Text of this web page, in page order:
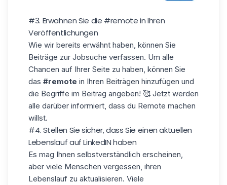
#3. Erwähnen Sie die #remote in Ihren
Veröffentlichungen
Wie wir bereits erwähnt haben, können Sie
Beiträge zur Jobsuche verfassen. Um alle
Chancen auf Ihrer Seite zu haben, können Sie
das #remote in Ihren Beiträgen hinzufügen und
die Begriffe im Beitrag angeben! 🥰 Jetzt werden
alle darüber informiert, dass du Remote machen
willst.
#4. Stellen Sie sicher, dass Sie einen aktuellen
Lebenslauf auf LinkedIN haben
Es mag Ihnen selbstverständlich erscheinen,
aber viele Menschen vergessen, ihren
Lebenslauf zu aktualisieren. Viele